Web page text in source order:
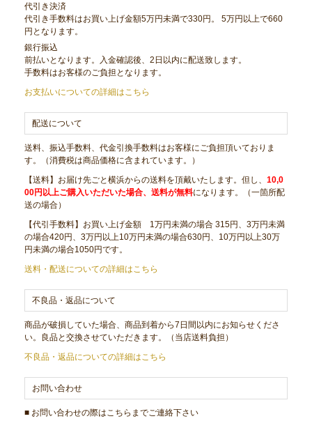
代引き決済
代引き手数料はお買い上げ金額5万円未満で330円。 5万円以上で660
円となります。
銀行振込
前払いとなります。入金確認後、2日以内に配送致します。
手数料はお客様のご負担となります。
お支払いについての詳細はこちら
配送について
送料、振込手数料、代金引換手数料はお客様にご負担頂いておりま
す。（消費税は商品価格に含まれています。）
【送料】お届け先ごと横浜からの送料を頂戴いたします。但し、10,0
00円以上ご購入いただいた場合、送料が無料になります。（一箇所配
送の場合）
【代引手数料】お買い上げ金額 1万円未満の場合 315円、3万円未満
の場合420円、3万円以上10万円未満の場合630円、10万円以上30万
円未満の場合1050円です。
送料・配送についての詳細はこちら
不良品・返品について
商品が破損していた場合、商品到着から7日間以内にお知らせくださ
い。良品と交換させていただきます。（当店送料負担）
不良品・返品についての詳細はこちら
お問い合わせ
■ お問い合わせの際はこちらまでご連絡下さい